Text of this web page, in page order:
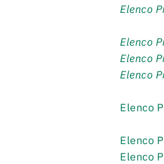
Elenco
Elenco
Elenco
Elenco
Elenco
Elenco
Elenco